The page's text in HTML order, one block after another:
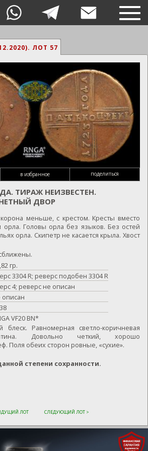
ЛОТ 57
в избранное поделиться
ТИРАЖ НЕИЗВЕСТЕН.
ДВОР
меньше, с крестом. Кресты вместо
Головы орла без языков. Без остей
орла. Скипетр не касается крыла. Хвост
гр.
3304 R; реверс подобен 3304 R
4; реверс не описан
описан
VF20 BN*
Равномерная светло-коричневая
Довольно четкий, хорошо
Поля обеих сторон ровные, «сухие».
степени сохранности.
ЛОТ СЛЕДУЮЩИЙ ЛОТ >